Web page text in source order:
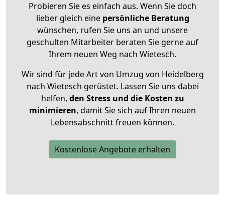
Probieren Sie es einfach aus. Wenn Sie doch
lieber gleich eine persönliche Beratung
wünschen, rufen Sie uns an und unsere
geschulten Mitarbeiter beraten Sie gerne auf
Ihrem neuen Weg nach Wietesch.
Wir sind für jede Art von Umzug von Heidelberg
nach Wietesch gerüstet. Lassen Sie uns dabei
helfen, den Stress und die Kosten zu
minimieren, damit Sie sich auf Ihren neuen
Lebensabschnitt freuen können.
Kostenlose Angebote erhalten